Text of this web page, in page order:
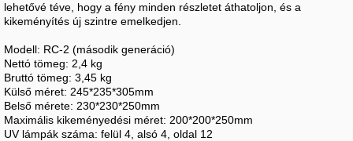
lehetővé téve, hogy a fény minden részletet áthatoljon, és a
kikeményítés új szintre emelkedjen.
Modell: RC-2 (második generáció)
Nettó tömeg: 2,4 kg
Bruttó tömeg: 3,45 kg
Külső méret: 245*235*305mm
Belső mérete: 230*230*250mm
Maximális kikeményedési méret: 200*200*250mm
UV lámpák száma: felül 4, alsó 4, oldal 12